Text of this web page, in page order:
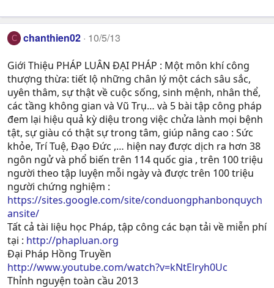
C chanthien02 10/5/13
Giới Thiệu PHÁP LUÂN ĐẠI PHÁP : Một môn khí công
thượng thừa: tiết lộ những chân lý một cách sâu sắc,
uyên thâm, sự thật về cuộc sống, sinh mệnh, nhân thể,
các tầng không gian và Vũ Trụ… và 5 bài tập công pháp
đem lại hiệu quả kỳ diệu trong việc chửa lành mọi bệnh
tật, sự giàu có thật sự trong tâm, giúp nâng cao : Sức
khỏe, Trí Tuệ, Ðạo Ðức ,… hiện nay được dịch ra hơn 38
ngôn ngử và phổ biến trên 114 quốc gia , trên 100 triệu
người theo tập luyện mỗi ngày và được trên 100 triệu
người chứng nghiệm :
https://sites.google.com/site/conduongphanbonquych
ansite/
Tất cả tài liệu học Pháp, tập công các bạn tải về miễn phí
tại : http://phapluan.org
Đại Pháp Hồng Truyền
http://www.youtube.com/watch?v=kNtElryh0Uc
Thỉnh nguyện toàn cầu 2013